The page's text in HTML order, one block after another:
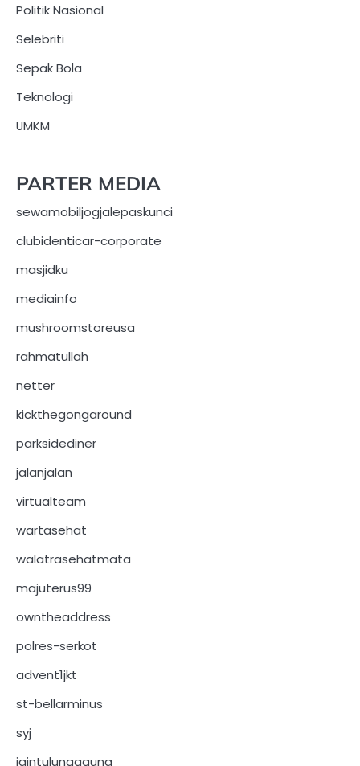
Politik Nasional
Selebriti
Sepak Bola
Teknologi
UMKM
PARTER MEDIA
sewamobiljogjalepaskunci
clubidenticar-corporate
masjidku
mediainfo
mushroomstoreusa
rahmatullah
netter
kickthegongaround
parksidediner
jalanjalan
virtualteam
wartasehat
walatrasehatmata
majuterus99
owntheaddress
polres-serkot
advent1jkt
st-bellarminus
syj
iaintulungagung